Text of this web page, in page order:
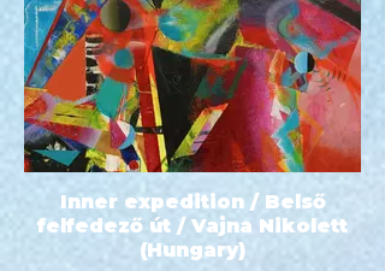
Inner expedition / Belső
felfedező út / Vajna Nikolett
(Hungary)